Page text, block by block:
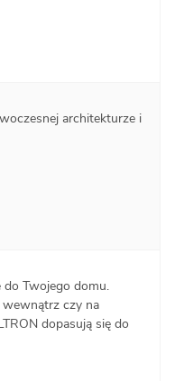
architekturze i
do Twojego domu.
wewnątrz czy na
dopasują się do